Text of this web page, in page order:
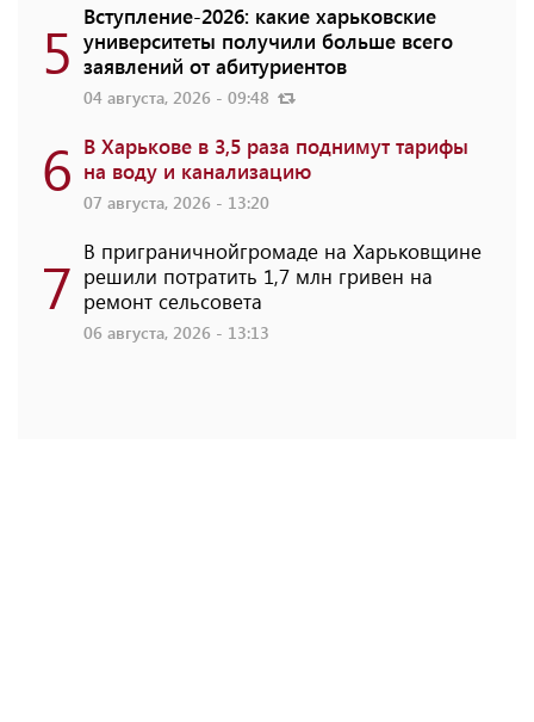
5 Вступление-2026: какие харьковские
университеты получили больше всего
заявлений от абитуриентов
04 августа, 2026 - 09:48
6 В Харькове в 3,5 раза поднимут тарифы
на воду и канализацию
07 августа, 2026 - 13:20
7 В приграничнойгромаде на Харьковщине
решили потратить 1,7 млн ​​гривен на
ремонт сельсовета
06 августа, 2026 - 13:13